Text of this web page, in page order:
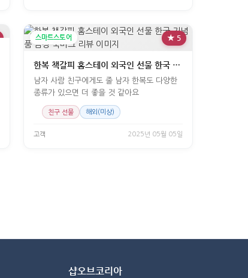
스마트스토어 ★ 5
한복 책갈피 홈스테이 외국인 선물 한국 기념품 금장 북마크
남자 사람 친구에게도 줄 남자 한복도 다양한
종류가 있으면 더 좋을 것 같아요
친구 선물 해외(미상)
고객 2025년 05월 05일
샵오브코리아